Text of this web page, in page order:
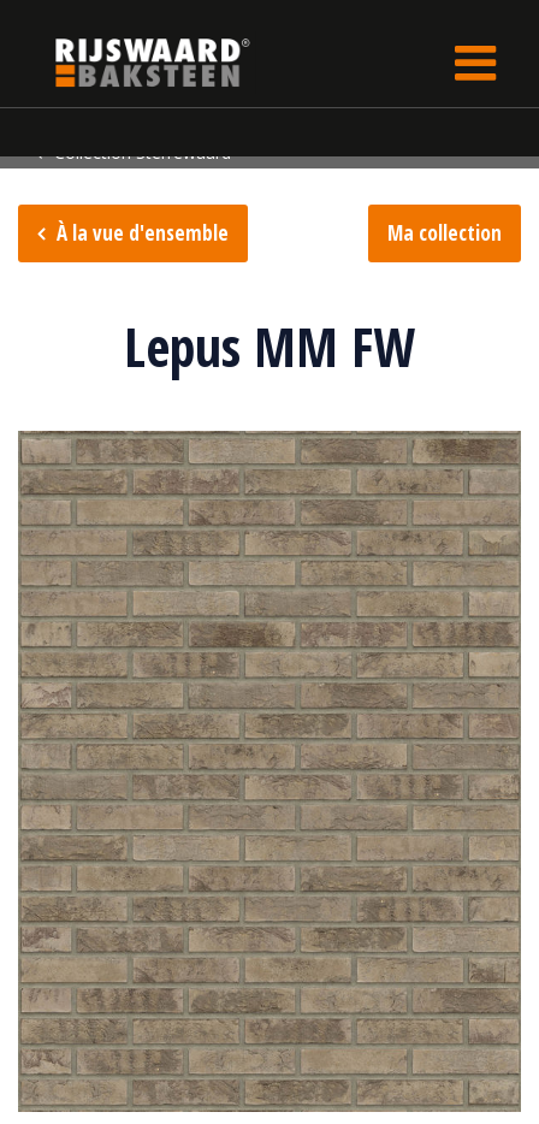
Collection Sterrewaard
À la vue d'ensemble Ma collection
Lepus MM FW